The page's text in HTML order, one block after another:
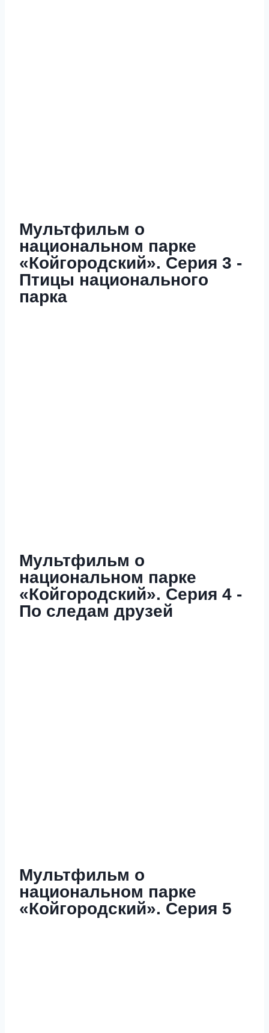
Мультфильм о
национальном парке
«Койгородский». Серия 3 -
Птицы национального
парка
Мультфильм о
национальном парке
«Койгородский». Серия 4 -
По следам друзей
Мультфильм о
национальном парке
«Койгородский». Серия 5